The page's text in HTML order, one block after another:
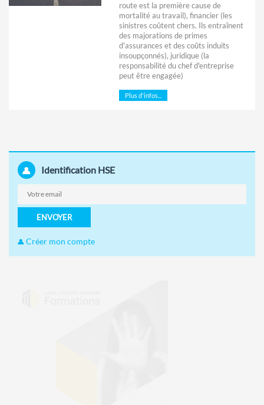
route est la première cause de
mortalité au travail), financier (les
sinistres coûtent chers. Ils entraînent
des majorations de primes
d'assurances et des coûts induits
insoupçonnés), juridique (la
responsabilité du chef d'entreprise
peut être engagée)
Plus d'infos...
Identification HSE
ENVOYER
Créer mon compte